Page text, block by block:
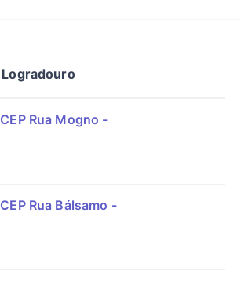
Logradouro
CEP Rua Mogno -
CEP Rua Bálsamo -